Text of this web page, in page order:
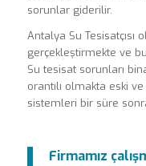
sorunlar giderilir.
Antalya Su Tesisatçısı
gerçekleştirmekte ve
Su tesisat sorunları
orantılı olmakta eski
sistemleri bir süre
Firmamız